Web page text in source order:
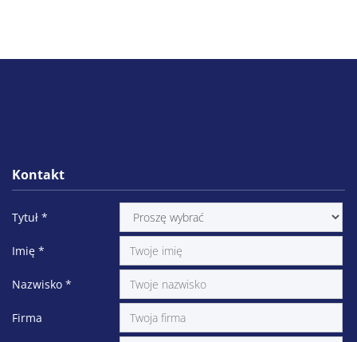
Kontakt
Tytuł *
Imię *
Nazwisko *
Firma